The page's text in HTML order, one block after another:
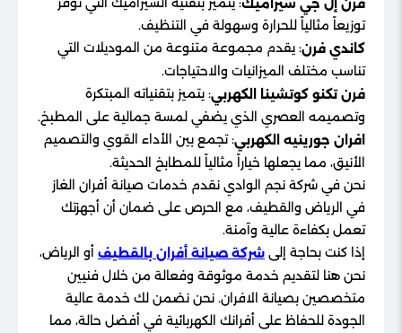
توزيعاً مثالياً للحرارة وسهولة في التنظيف.
كاندي فرن: يقدم مجموعة متنوعة من الموديلات التي
تناسب مختلف الميزانيات والاحتياجات.
فرن تكنو كوتشينا الكهربي: يتميز بتقنياته المبتكرة
وتصميمه العصري الذي يضفي لمسة جمالية على المطبخ.
افران جورينيه الكهربي: تجمع بين الأداء القوي والتصميم
الأنيق، مما يجعلها خياراً مثالياً للمطابخ الحديثة.
نحن في شركة نجم الوادي نقدم خدمات صيانة أفران الغاز
في الرياض والقطيف، مع الحرص على ضمان أن أجهزتك
تعمل بكفاءة عالية وآمنة.
إذا كنت بحاجة إلى شركة صيانة أفران بالقطيف أو الرياض،
نحن هنا لتقديم خدمة موثوقة وفعالة من خلال فنيين
متخصصين بصيانة الافران​. نحن نضمن لك خدمة عالية
الجودة للحفاظ على أفرانك الكهربائية في أفضل حالة، مما